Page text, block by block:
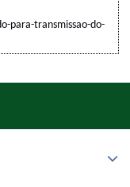
para-transmissao-do-